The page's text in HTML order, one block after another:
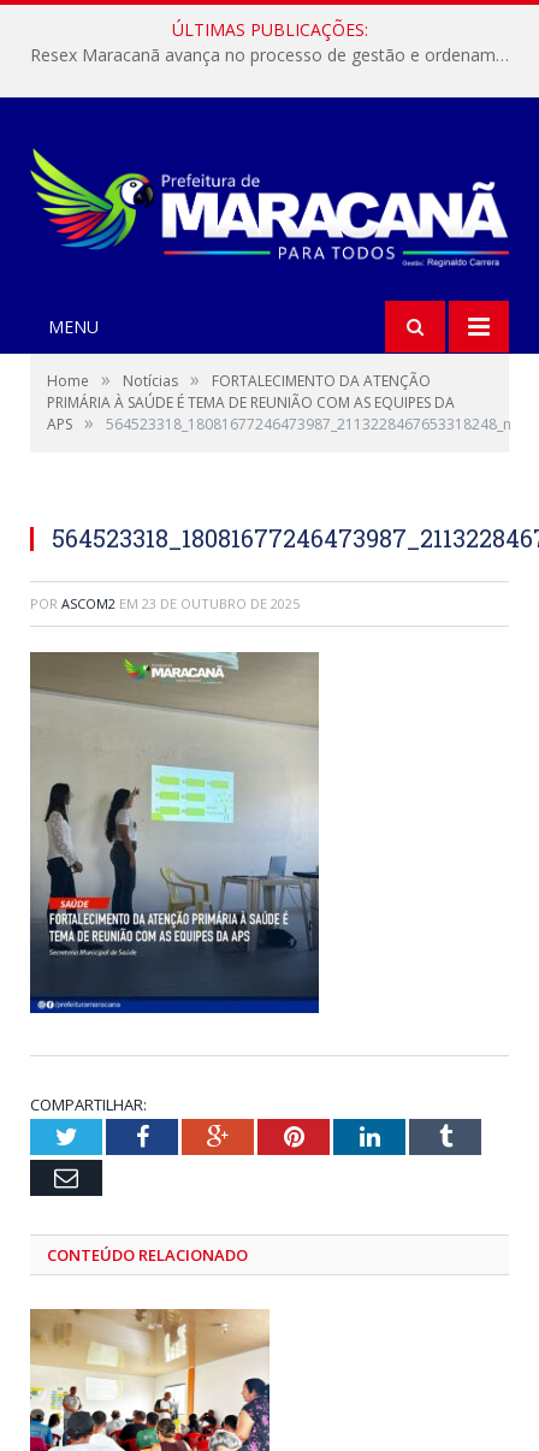
ÚLTIMAS PUBLICAÇÕES:
Resex Maracanã avança no processo de gestão e ordenamento do turismo em nossas áreas protegidas.
MENU
Home » Notícias »
FORTALECIMENTO DA ATENÇÃO
PRIMÁRIA À SAÚDE É TEMA DE REUNIÃO COM AS EQUIPES DA
APS » 564523318_18081677246473987_2113228467653318248_n
POR ASCOM2 EM 23 DE OUTUBRO DE 2025
COMPARTILHAR:
TwitterFacebookGoogle+PinterestLinkedInTumblr
Email
CONTEÚDO RELACIONADO